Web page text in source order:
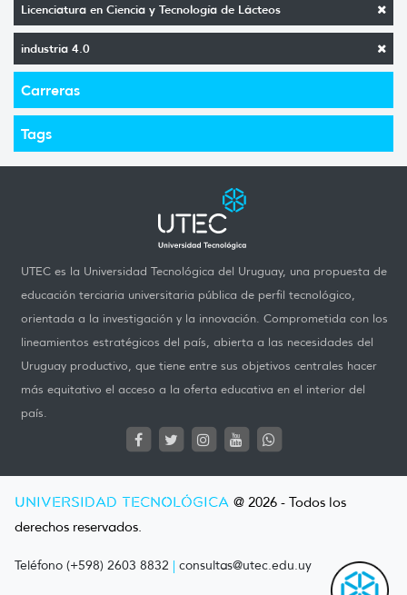
Licenciatura en Ciencia y Tecnología de Lácteos
industria 4.0
Carreras
Tags
UTEC es la Universidad Tecnológica del Uruguay, una propuesta de
educación terciaria universitaria pública de perfil tecnológico,
orientada a la investigación y la innovación. Comprometida con los
lineamientos estratégicos del país, abierta a las necesidades del
Uruguay productivo, que tiene entre sus objetivos centrales hacer
más equitativo el acceso a la oferta educativa en el interior del
país.
UNIVERSIDAD TECNOLÓGICA @ 2026 - Todos los
derechos reservados.
Teléfono (+598) 2603 8832 | consultas@utec.edu.uy